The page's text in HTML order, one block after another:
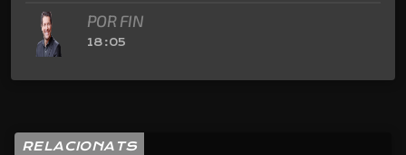
POR FIN
18:05
RELACIONATS